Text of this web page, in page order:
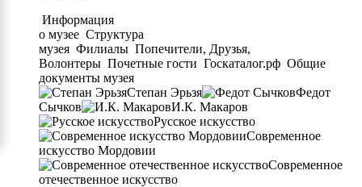
Информация
о музее Структура
музея Филиалы Попечители, Друзья,
Волонтеры Почетные гости Госкаталог.рф Общие
документы музея
Степан Эрьзя
Федот
Сычков
И.К. Макаров
Русское искусство
Современное
искусство Мордовии
Современное
отечественное искусство